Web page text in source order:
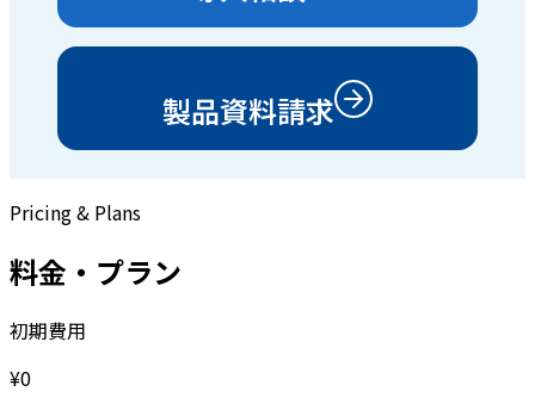
製品資料請求
Pricing & Plans
料金・プラン
初期費用
¥0